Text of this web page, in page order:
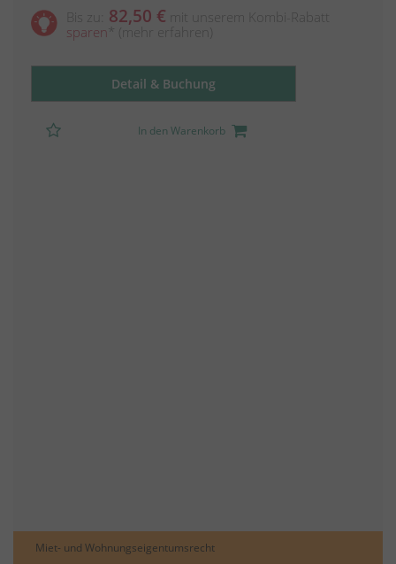
Bis zu: 82,50 € mit unserem Kombi-Rabatt
sparen
(mehr erfahren)
Detail & Buchung
In den Warenkorb
Miet- und Wohnungseigentumsrecht